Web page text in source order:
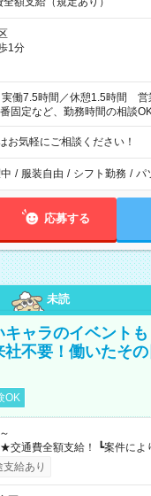
1分
固定など、勤務時間の相談
お気軽にご相談ください！
/ 服装自由 / シフト勤務 / パ
応募する
未読
キャラのイベント
不要！働いたそ
OK
あり） ┗働いたその日に現金
払い分を引き落とせます！ 【試用期間】試
給あり